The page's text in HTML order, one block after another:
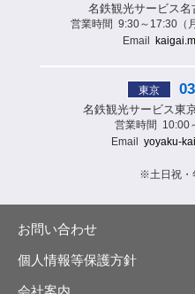
名鉄観光サービス名
営業時間
9:30～17:30（
Email
東京
名鉄観光サービス東
営業時間 10:00
Email yoyaku-
※土日祝・
お問い合わせ
個人情報等保護方針
会社案内